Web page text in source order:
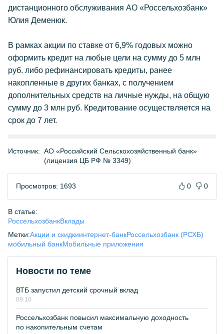
дистанционного обслуживания АО «Россельхозбанк»
Юлия Деменюк.
В рамках акции по ставке от 6,9% годовых можно
оформить кредит на любые цели на сумму до 5 млн
руб. либо рефинансировать кредиты, ранее
накопленные в других банках, с получением
дополнительных средств на личные нужды, на общую
сумму до 3 млн руб. Кредитование осуществляется на
срок до 7 лет.
Источник: АО «Российский Сельскохозяйственный банк»
(лицензия ЦБ РФ № 3349)
Просмотров: 1693 0 0
В статье:
РоссельхозбанкВклады
Метки:Акции и скидкиинтернет-банкРоссельхозбанк (РСХБ)
мобильный банкМобильные приложения
Новости по теме
ВТБ запустил детский срочный вклад
09:10
Россельхозбанк повысил максимальную доходность
по накопительным счетам